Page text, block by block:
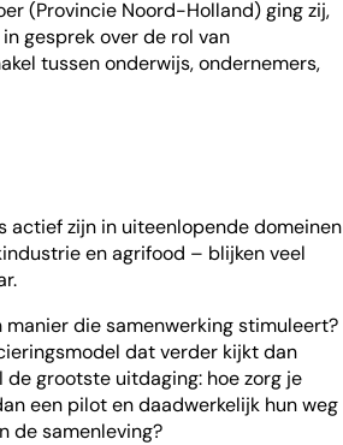
(Provincie Noord-Holland) ging zij,
gesprek over de rol van
tussen onderwijs, ondernemers,
actief zijn in uiteenlopende domeinen
en agrifood – blijken veel
die samenwerking stimuleert?
dat verder kijkt dan
grootste uitdaging: hoe zorg je
een pilot en daadwerkelijk hun weg
de samenleving?